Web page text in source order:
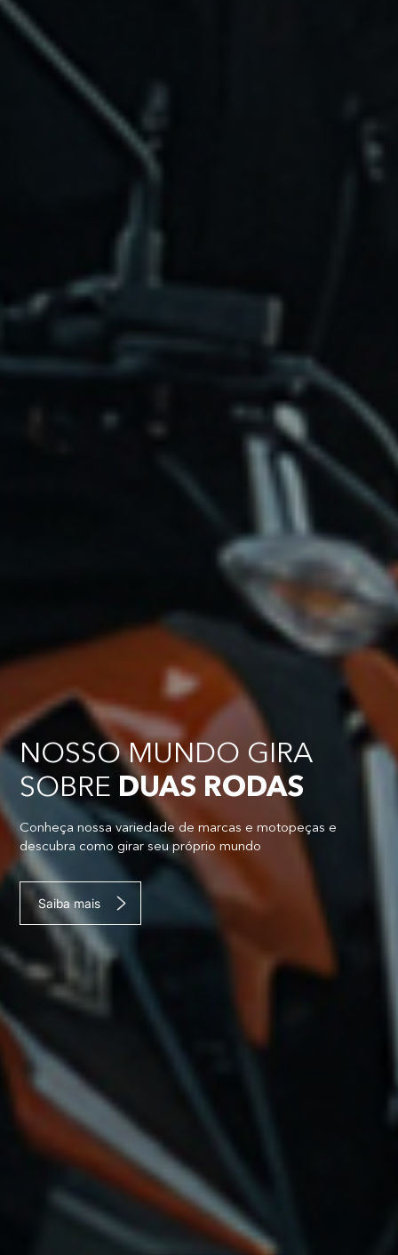
NOSSO MUNDO GIRA
SOBRE DUAS RODAS
Conheça nossa variedade de marcas e motopeças e
descubra como girar seu próprio mundo
Saiba mais